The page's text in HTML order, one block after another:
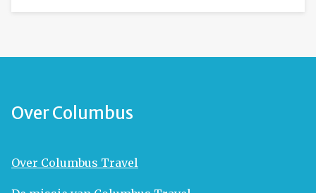
Over Columbus
Over Columbus Travel